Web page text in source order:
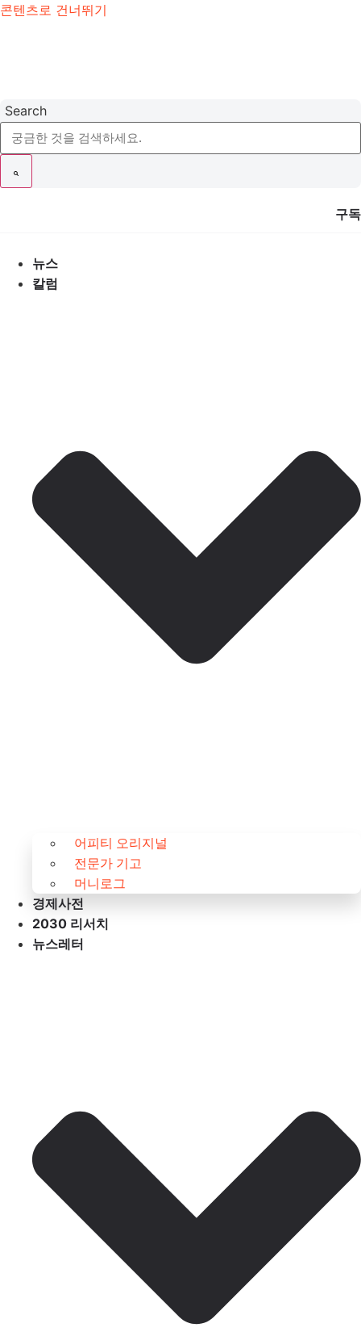
콘텐츠로 건너뛰기
Search
구독
뉴스
칼럼
어피티 오리지널
전문가 기고
머니로그
경제사전
2030 리서치
뉴스레터